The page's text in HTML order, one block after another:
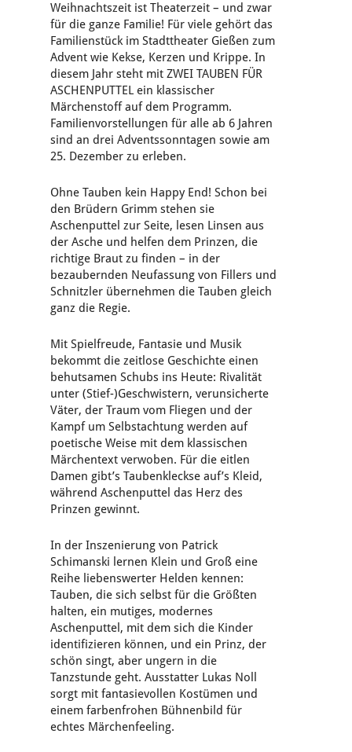
Weihnachtszeit ist Theaterzeit – und zwar
für die ganze Familie! Für viele gehört das
Familienstück im Stadttheater Gießen zum
Advent wie Kekse, Kerzen und Krippe. In
diesem Jahr steht mit ZWEI TAUBEN FÜR
ASCHENPUTTEL ein klassischer
Märchenstoff auf dem Programm.
Familienvorstellungen für alle ab 6 Jahren
sind an drei Adventssonntagen sowie am
25. Dezember zu erleben.
Ohne Tauben kein Happy End! Schon bei
den Brüdern Grimm stehen sie
Aschenputtel zur Seite, lesen Linsen aus
der Asche und helfen dem Prinzen, die
richtige Braut zu finden – in der
bezaubernden Neufassung von Fillers und
Schnitzler übernehmen die Tauben gleich
ganz die Regie.
Mit Spielfreude, Fantasie und Musik
bekommt die zeitlose Geschichte einen
behutsamen Schubs ins Heute: Rivalität
unter (Stief-)Geschwistern, verunsicherte
Väter, der Traum vom Fliegen und der
Kampf um Selbstachtung werden auf
poetische Weise mit dem klassischen
Märchentext verwoben. Für die eitlen
Damen gibt’s Taubenkleckse auf’s Kleid,
während Aschenputtel das Herz des
Prinzen gewinnt.
In der Inszenierung von Patrick
Schimanski lernen Klein und Groß eine
Reihe liebenswerter Helden kennen:
Tauben, die sich selbst für die Größten
halten, ein mutiges, modernes
Aschenputtel, mit dem sich die Kinder
identifizieren können, und ein Prinz, der
schön singt, aber ungern in die
Tanzstunde geht. Ausstatter Lukas Noll
sorgt mit fantasievollen Kostümen und
einem farbenfrohen Bühnenbild für
echtes Märchenfeeling.